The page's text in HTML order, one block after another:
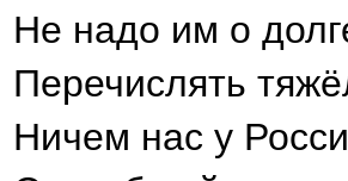
Не надо им о
Перечислять
Ничем нас у